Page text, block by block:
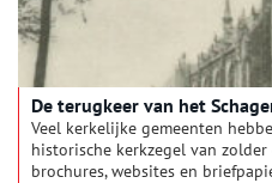
De terugkeer van het
Veel kerkelijke gemeenten
historische kerkzegel van
brochures, websites en